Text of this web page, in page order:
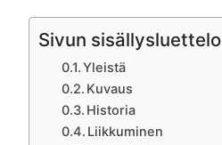
Sivun sisällysluettelo
Yleistä
Kuvaus
Historia
Liikkuminen